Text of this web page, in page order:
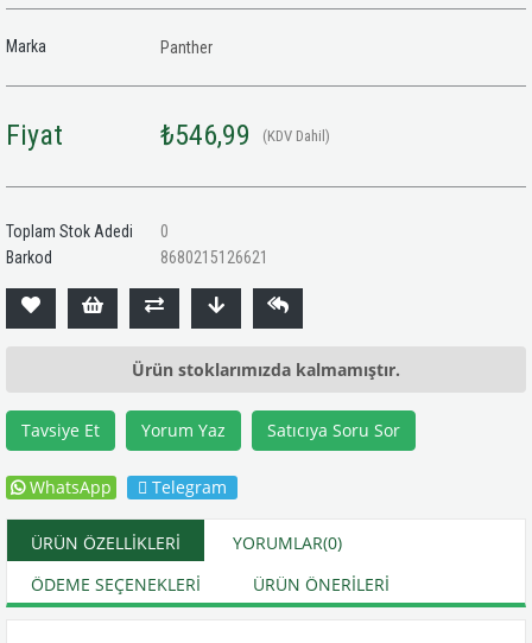
Marka Panther
Fiyat ₺546,99 (KDV Dahil)
Toplam Stok Adedi
0
Barkod
8680215126621
Ürün stoklarımızda kalmamıştır.
Tavsiye Et Yorum Yaz Satıcıya Soru Sor
WhatsApp Telegram
ÜRÜN ÖZELLIKLERI YORUMLAR(0)
ÖDEME SEÇENEKLERI
ÜRÜN ÖNERILERI